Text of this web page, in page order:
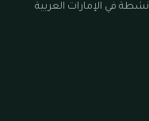
في الإمارات العربية